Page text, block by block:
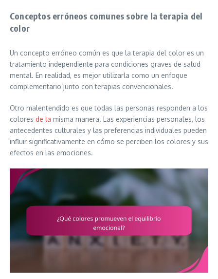
Conceptos erróneos comunes sobre la terapia del
color
Un concepto erróneo común es que la terapia del color es un
tratamiento independiente para condiciones graves de salud
mental. En realidad, es mejor utilizarla como un enfoque
complementario junto con terapias convencionales.
Otro malentendido es que todas las personas responden a los
colores de la misma manera. Las experiencias personales, los
antecedentes culturales y las preferencias individuales pueden
influir significativamente en cómo se perciben los colores y sus
efectos en las emociones.